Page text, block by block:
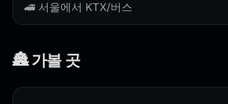
🚄 서울에서 KTX/버스
🏯 가볼 곳